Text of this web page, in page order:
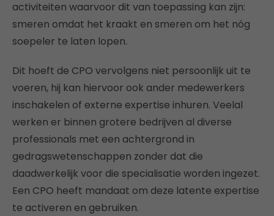
activiteiten waarvoor dit van toepassing kan zijn:
smeren omdat het kraakt en smeren om het nóg
soepeler te laten lopen.
Dit hoeft de CPO vervolgens niet persoonlijk uit te
voeren, hij kan hiervoor ook ander medewerkers
inschakelen of externe expertise inhuren. Veelal
werken er binnen grotere bedrijven al diverse
professionals met een achtergrond in
gedragswetenschappen zonder dat die
daadwerkelijk voor die specialisatie worden ingezet.
Een CPO heeft mandaat om deze latente expertise
te activeren en gebruiken.